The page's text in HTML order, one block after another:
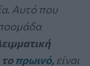
Αυτό που
πρωινό, είναι